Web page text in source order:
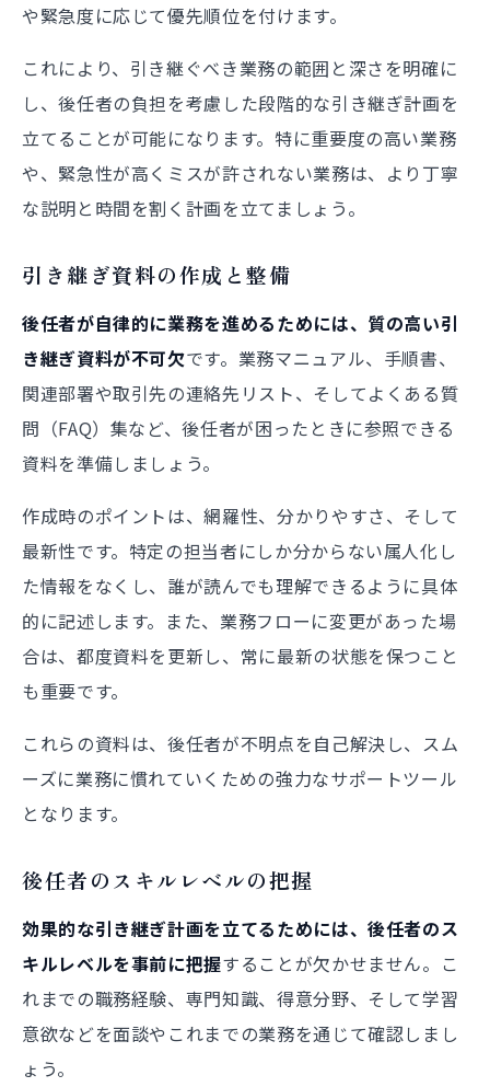
や緊急度に応じて優先順位を付けます。
これにより、引き継ぐべき業務の範囲と深さを明確に
し、後任者の負担を考慮した段階的な引き継ぎ計画を
立てることが可能になります。特に重要度の高い業務
や、緊急性が高くミスが許されない業務は、より丁寧
な説明と時間を割く計画を立てましょう。
引き継ぎ資料の作成と整備
後任者が自律的に業務を進めるためには、質の高い引
き継ぎ資料が不可欠です。業務マニュアル、手順書、
関連部署や取引先の連絡先リスト、そしてよくある質
問（FAQ）集など、後任者が困ったときに参照できる
資料を準備しましょう。
作成時のポイントは、網羅性、分かりやすさ、そして
最新性です。特定の担当者にしか分からない属人化し
た情報をなくし、誰が読んでも理解できるように具体
的に記述します。また、業務フローに変更があった場
合は、都度資料を更新し、常に最新の状態を保つこと
も重要です。
これらの資料は、後任者が不明点を自己解決し、スム
ーズに業務に慣れていくための強力なサポートツール
となります。
後任者のスキルレベルの把握
効果的な引き継ぎ計画を立てるためには、後任者のス
キルレベルを事前に把握することが欠かせません。こ
れまでの職務経験、専門知識、得意分野、そして学習
意欲などを面談やこれまでの業務を通じて確認しまし
ょう。